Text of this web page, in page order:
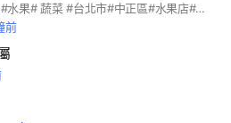
#進口 #生鮮#禮盒 #水果# 蔬菜 #台北市#中正區#水果店#零售#水產#冷凍食品#肉品#團購#批發#超低價#大安#萬華
前